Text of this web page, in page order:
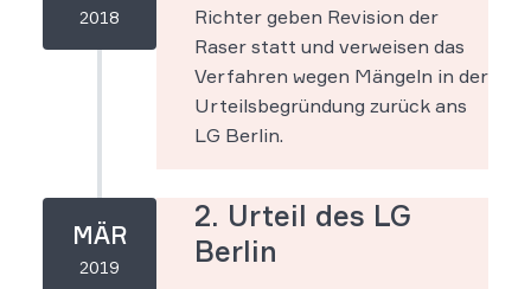
2018
Richter geben Revision der
Raser statt und verweisen das
Verfahren wegen Mängeln in der
Urteilsbegründung zurück ans
LG Berlin.
MÄR
2019
2. Urteil des LG
Berlin